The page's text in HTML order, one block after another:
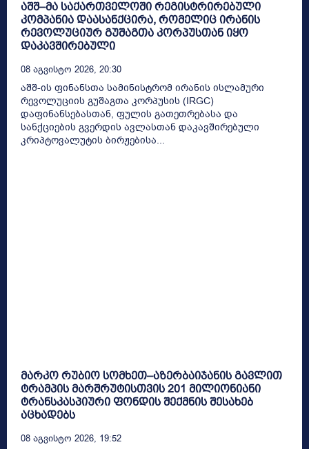
აშშ–მა საქართველოში რეგისტრირებული
კომპანია დაასანქცირა, რომელიც ირანის
რევოლუციურ გუშაგთა კორპუსთან იყო
დაკავშირებული
08 Აგვისტო 2026, 20:30
აშშ-ის ფინანსთა სამინისტრომ ირანის ისლამური
რევოლუციის გუშაგთა კორპუსის (IRGC)
დაფინანსებასთან, ფულის გათეთრებასა და
სანქციების გვერდის ავლასთან დაკავშირებული
კრიპტოვალუტის ბირჟებისა...
მარკო რუბიო სომხეთ–აზერბაიჯანის გავლით
ტრამპის მარშრუტისთვის 201 მილიონიანი
ტრანსკასპიური ფონდის შექმნის შესახებ
აცხადებს
08 Აგვისტო 2026, 19:52